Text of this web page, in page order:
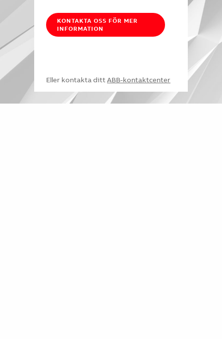
KONTAKTA OSS FÖR MER
INFORMATION
Eller kontakta dittABB-kontaktcenter